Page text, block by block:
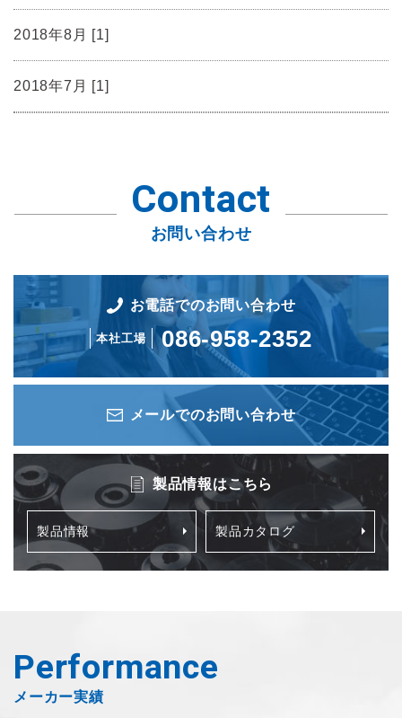
2018年8月 [1]
2018年7月 [1]
Contact
お問い合わせ
お電話でのお問い合わせ
本社工場 086-958-2352
メールでのお問い合わせ
製品情報はこちら
製品情報 製品カタログ
Performance
メーカー実績